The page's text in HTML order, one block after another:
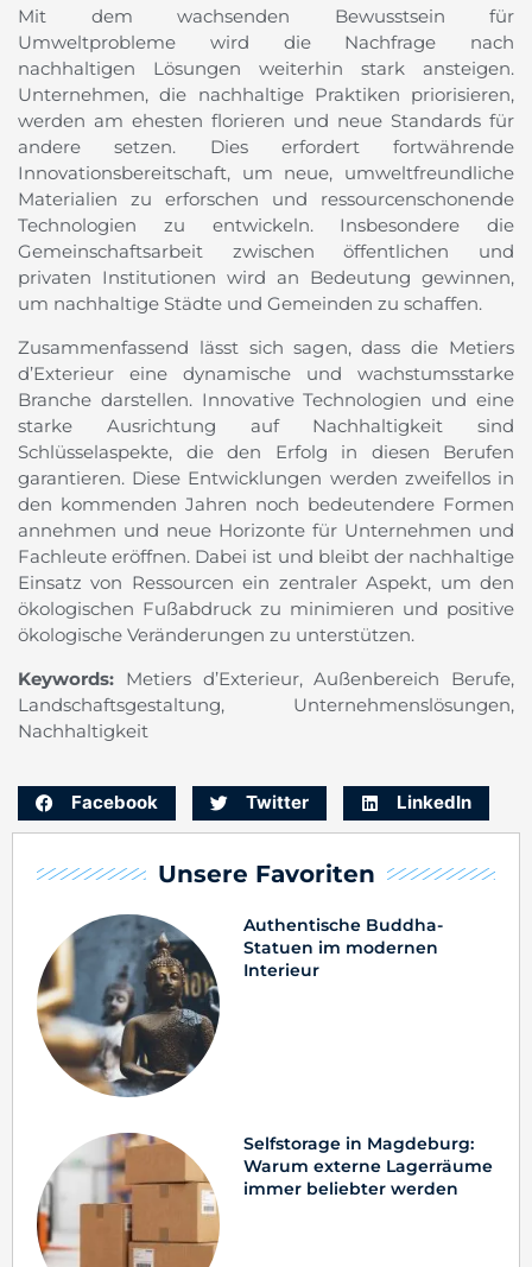
Unsere Favoriten
Authentische Buddha-
Statuen im modernen
Interieur
Selfstorage in Magdeburg:
Warum externe Lagerräume
immer beliebter werden
Mit dem wachsenden Bewusstsein für
Umweltprobleme wird die Nachfrage nach
nachhaltigen Lösungen weiterhin stark ansteigen.
Unternehmen, die nachhaltige Praktiken priorisieren,
werden am ehesten florieren und neue Standards für
andere setzen. Dies erfordert fortwährende
Innovationsbereitschaft, um neue, umweltfreundliche
Materialien zu erforschen und ressourcenschonende
Technologien zu entwickeln. Insbesondere die
Gemeinschaftsarbeit zwischen öffentlichen und
privaten Institutionen wird an Bedeutung gewinnen,
um nachhaltige Städte und Gemeinden zu schaffen.
Zusammenfassend lässt sich sagen, dass die Metiers
d’Exterieur eine dynamische und wachstumsstarke
Branche darstellen. Innovative Technologien und eine
starke Ausrichtung auf Nachhaltigkeit sind
Schlüsselaspekte, die den Erfolg in diesen Berufen
garantieren. Diese Entwicklungen werden zweifellos in
den kommenden Jahren noch bedeutendere Formen
annehmen und neue Horizonte für Unternehmen und
Fachleute eröffnen. Dabei ist und bleibt der nachhaltige
Einsatz von Ressourcen ein zentraler Aspekt, um den
ökologischen Fußabdruck zu minimieren und positive
ökologische Veränderungen zu unterstützen.
Keywords: Metiers d’Exterieur, Außenbereich Berufe,
Landschaftsgestaltung, Unternehmenslösungen,
Nachhaltigkeit
Facebook Twitter LinkedIn